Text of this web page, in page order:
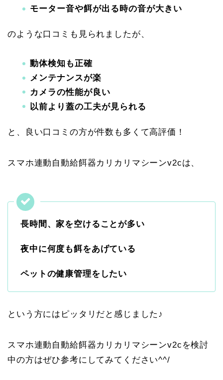
モーター音や餌が出る時の音が大きい
のような口コミも見られましたが、
動体検知も正確
メンテナンスが楽
カメラの性能が良い
以前より蓋の工夫が見られる
と、良い口コミの方が件数も多くて高評価！
スマホ連動自動給餌器カリカリマシーンv2cは、
長時間、家を空けることが多い
夜中に何度も餌をあげている
ペットの健康管理をしたい
という方にはピッタリだと感じました♪
スマホ連動自動給餌器カリカリマシーンv2cを検討
中の方はぜひ参考にしてみてください^^/